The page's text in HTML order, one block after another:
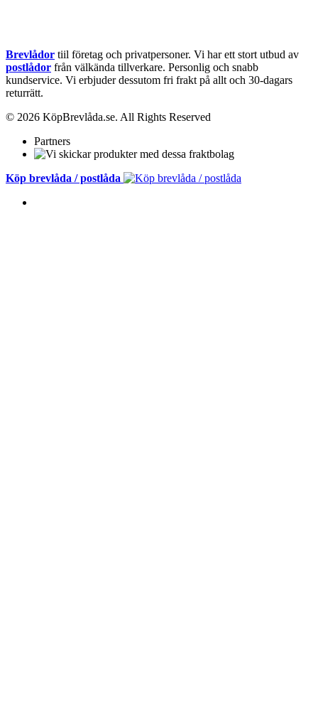
Brevlådor tiil företag och privatpersoner. Vi har ett stort utbud av
postlådor från välkända tillverkare. Personlig och snabb
kundservice. Vi erbjuder dessutom fri frakt på allt och 30-dagars
returrätt.
© 2026 KöpBrevlåda.se. All Rights Reserved
Partners
Köp brevlåda / postlåda